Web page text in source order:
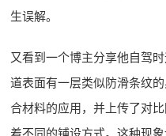
生误解。
又看到一个博主分享他自驾
道表面有一层类似防滑条纹
合材料的应用，并上传了对
着不同的铺设方式。这种现